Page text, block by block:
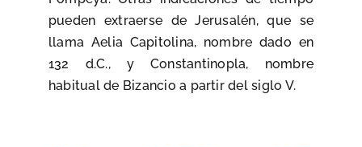
pueden extraerse de Jerusalén, que se
llama Aelia Capitolina, nombre dado en
132 d.C., y Constantinopla, nombre
habitual de Bizancio a partir del siglo V.